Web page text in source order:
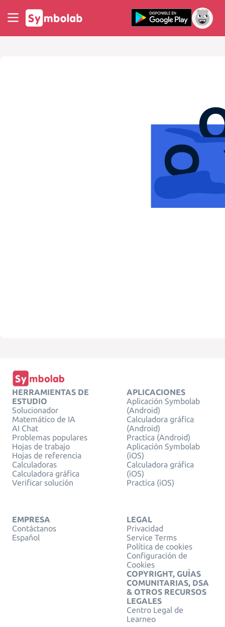
HERRAMIENTAS DE
ESTUDIO
Solucionador
Matemático de IA
AI Chat
Problemas populares
Hojas de trabajo
Hojas de referencia
Calculadoras
Calculadora gráfica
Verificar solución
APLICACIONES
Aplicación Symbolab
(Android)
Calculadora gráfica
(Android)
Practica (Android)
Aplicación Symbolab
(iOS)
Calculadora gráfica
(iOS)
Practica (iOS)
EMPRESA
Contáctanos
Español
LEGAL
Privacidad
Service Terms
Política de cookies
Configuración de
Cookies
COPYRIGHT, GUÍAS
COMUNITARIAS, DSA
& OTROS RECURSOS
LEGALES
Centro Legal de
Learneo